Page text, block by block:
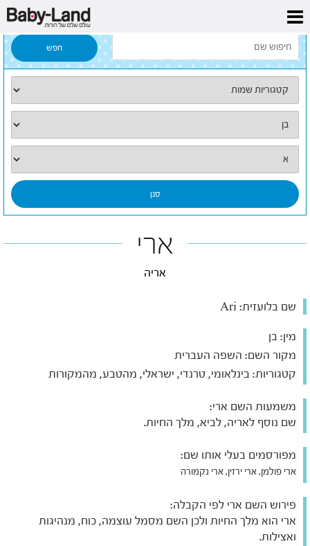
דף הבית
ארי
אריה
שם בלועזית:
מין: בן
מקור השם: השפה העברית
קטגוריות: בינלאומי, טרנדי, ישראלי, מהטבע, מהמקורות
משמעות השם ארי:
שם נוסף לאריה, לביא, מלך החיות.
מפורסמים בעלי אותו שם:
ארי פולמן, ארי ירזין, ארי נקמורה
פירוש השם ארי לפי הקבלה:
ארי הוא מלך החיות ולכן השם מסמל עוצמה, כוח, מנהיגות
ואצילות.